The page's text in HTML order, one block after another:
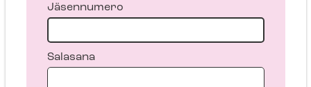
Jäsennumero
Salasana